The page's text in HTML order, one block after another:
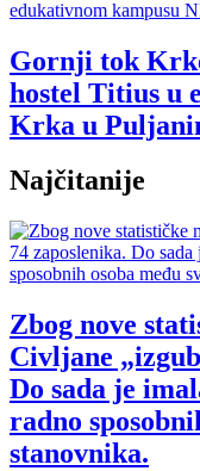
Gornji tok
hostel Titius u
Krka u
Najčitanije
Zbog nove
Civljane
Do sada je
radno
stanovnika.